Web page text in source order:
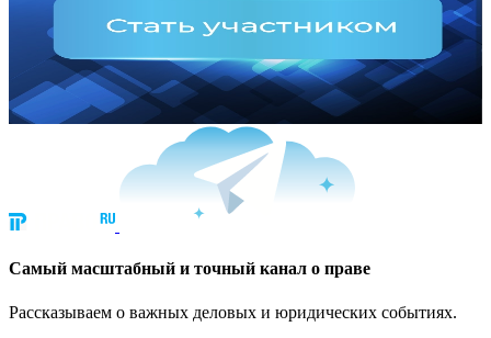
Cамый масштабный и точный канал о праве
Рассказываем о важных деловых и юридических событиях.